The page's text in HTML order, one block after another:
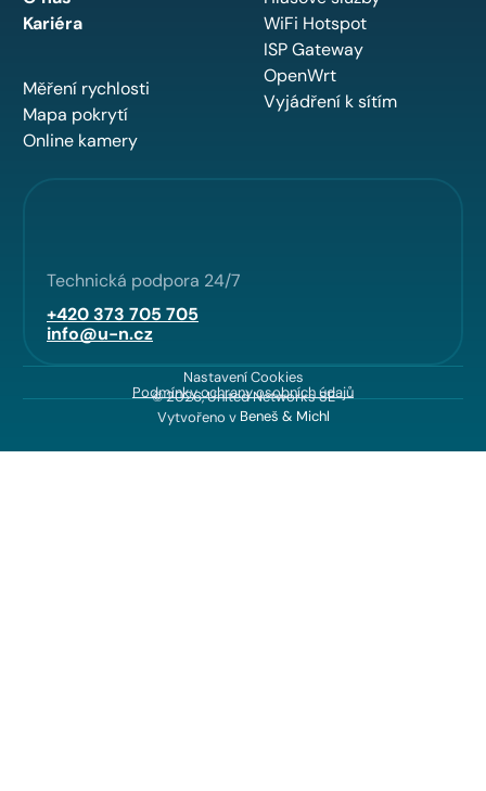
Kariéra
Měření rychlosti
Mapa pokrytí
Online kamery
WiFi Hotspot
ISP Gateway
OpenWrt
Vyjádření k sítím
Technická podpora 24/7
+420 373 705 705
info@u-n.cz
Nastavení Cookies
Podmínky ochrany osobních údajů
© 2026, United Networks SE
Vytvořeno v Beneš & Michl